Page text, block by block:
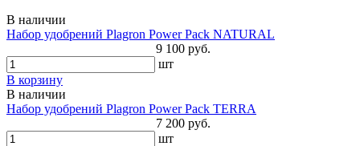
В наличии
Набор удобрений Plagron Power Pack NATURAL
9 100 руб.
шт
В корзину
В наличии
Набор удобрений Plagron Power Pack TERRA
7 200 руб.
шт